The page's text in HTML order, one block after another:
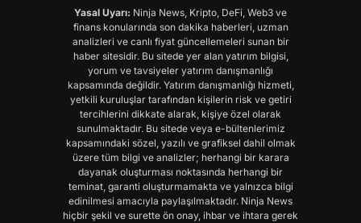
Yasal Uyarı: Ninja News, Kripto, DeFi, Web3 ve
finans konularında son dakika haberleri, uzman
analizleri ve canlı fiyat güncellemeleri sunan bir
haber sitesidir. Bu sitede yer alan yatırım bilgisi,
yorum ve tavsiyeler yatırım danışmanlığı
kapsamında değildir. Yatırım danışmanlığı hizmeti,
yetkili kuruluşlar tarafından kişilerin risk ve getiri
tercihlerini dikkate alarak, kişiye özel olarak
sunulmaktadır. Bu sitede veya e-bültenlerimiz
kapsamındaki sözel, yazılı ve grafiksel dahil olmak
üzere tüm bilgi ve analizler; herhangi bir karara
dayanak oluşturması noktasında herhangi bir
teminat, garanti oluşturmamakta ve yalnızca bilgi
edinilmesi amacıyla paylaşılmaktadır. Ninja News
hiçbir şekil ve surette ön onay, ihbar ve ihtara gerek